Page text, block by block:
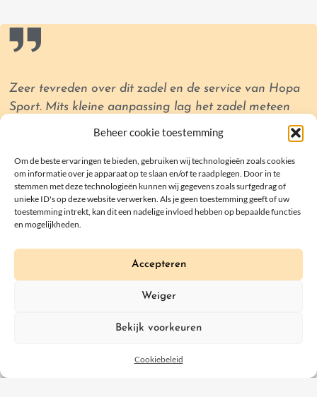
Beheer cookie toestemming
Om de beste ervaringen te bieden, gebruiken wij technologieën zoals cookies
om informatie over je apparaat op te slaan en/of te raadplegen. Door in te
stemmen met deze technologieën kunnen wij gegevens zoals surfgedrag of
unieke ID's op deze website verwerken. Als je geen toestemming geeft of uw
toestemming intrekt, kan dit een nadelige invloed hebben op bepaalde functies
en mogelijkheden.
Accepteren
Weiger
Bekijk voorkeuren
Cookiebeleid
Zeer tevreden over dit zadel en de service van Hopa
Sport. Mits kleine aanpassing lag het zadel meteen
perfect op het paard. Ook de monobloc helpt me om
correcte service door de zadelpasser. Kortom, een
aanrader!
Kristel Van Thillo (België)
Stap 3: De zadelpasser analyseert, past en
Voorzie voor een zadelpasafspraak voor een nieuw zadel twee